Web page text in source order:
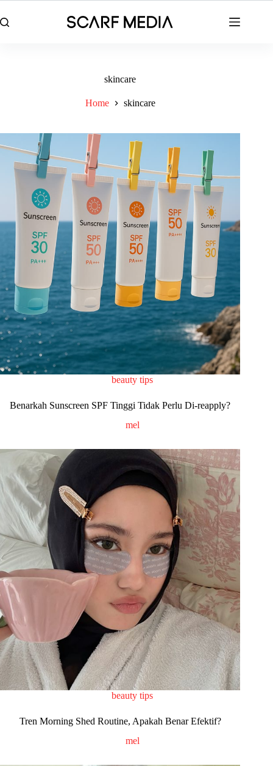
to
content
skincare
Home skincare
beauty tips
Benarkah Sunscreen SPF Tinggi Tidak Perlu Di-reapply?
mel
beauty tips
Tren Morning Shed Routine, Apakah Benar Efektif?
mel